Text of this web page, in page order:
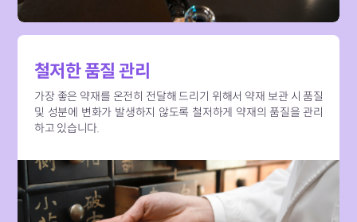
철저한 품질 관리
가장 좋은 약재를 온전히 전달해 드리기 위해서 약재 보관 시 품질
및 성분에 변화가 발생하지 않도록 철저하게 약재의 품질을 관리
하고 있습니다.